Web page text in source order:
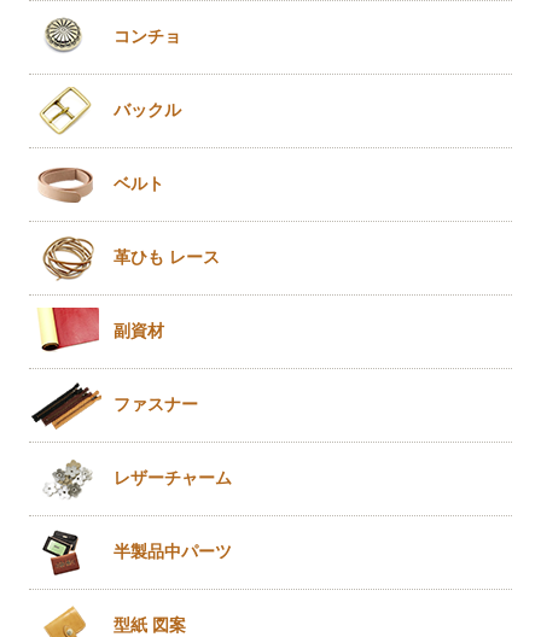
コンチョ
バックル
ベルト
革ひも レース
副資材
ファスナー
レザーチャーム
半製品中パーツ
型紙 図案